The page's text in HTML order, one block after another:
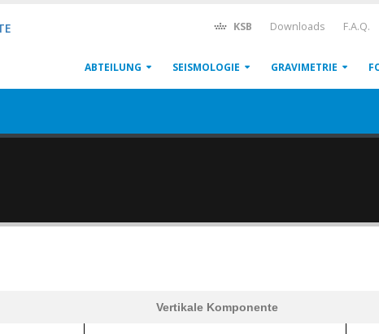
KSB Downloads F.A.Q.
ABTEILUNG SEISMOLOGIE GRAVIMETRIE
Vertikale Komponente